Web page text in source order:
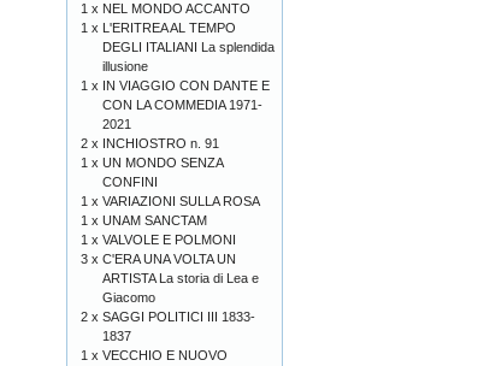
1 x NEL MONDO ACCANTO
1 x L'ERITREA AL TEMPO
DEGLI ITALIANI La splendida
illusione
1 x IN VIAGGIO CON DANTE E
CON LA COMMEDIA 1971-
2021
2 x INCHIOSTRO n. 91
1 x UN MONDO SENZA
CONFINI
1 x VARIAZIONI SULLA ROSA
1 x UNAM SANCTAM
1 x VALVOLE E POLMONI
3 x C'ERA UNA VOLTA UN
ARTISTA La storia di Lea e
Giacomo
2 x SAGGI POLITICI III 1833-
1837
1 x VECCHIO E NUOVO